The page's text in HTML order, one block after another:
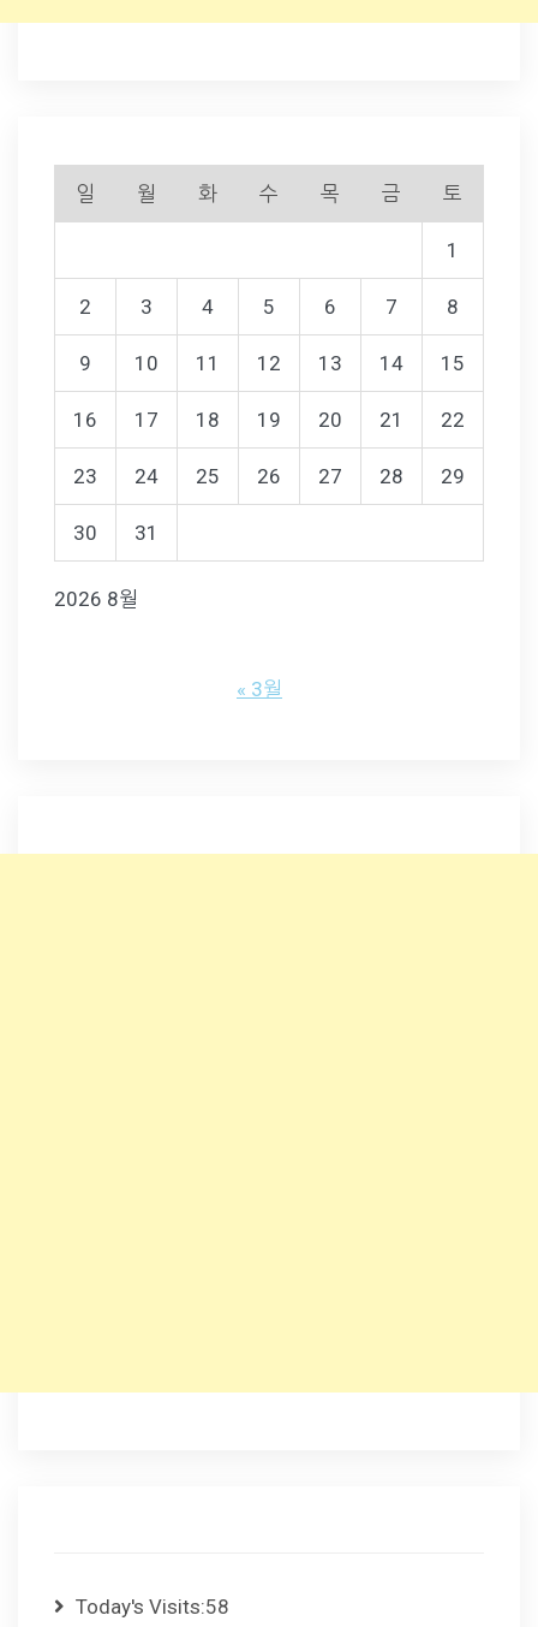
2026 8월
일 월 화 수 목 금 토
1
2 3 4 5 6 7 8
9 10 11 12 13 14 15
16 17 18 19 20 21 22
23 24 25 26 27 28 29
30 31
« 3월
Today's Visits:58